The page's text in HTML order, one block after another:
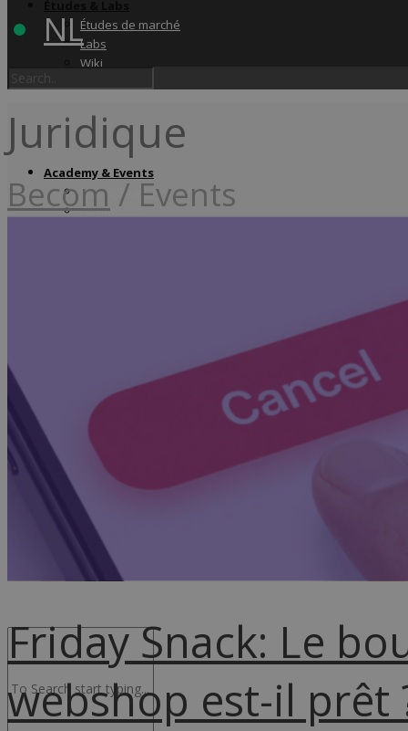
Études de marché
Labs
Wiki
Academy & Events
Friday Snacks
Formations
NL
NL
Juridique
Becom / Events
Friday Snack: Le
webshop est-il prêt